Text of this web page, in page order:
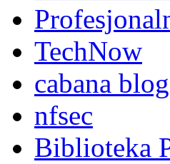
TechNow
cabana blog
nfsec
Biblioteka